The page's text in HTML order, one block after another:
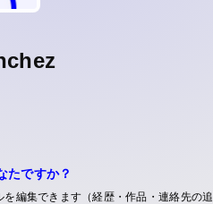
たですか？
を編集できます（経歴・作品・連絡先の追